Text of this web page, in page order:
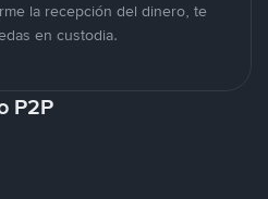
la recepción del dinero, te
en custodia.
P2P